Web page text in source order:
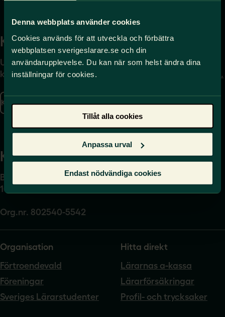
Denna webbplats använder cookies
Cookies används för att utveckla och förbättra
webbplatsen sverigeslarare.se och din
användarupplevelse. Du kan när som helst ändra dina
inställningar för cookies.
Tillåt alla cookies
Anpassa urval
Endast nödvändiga cookies
Kontakta
Uppgifter om hur du
kontaktar oss finns här.
Kontakta oss
Press
Journalist – du når oss
press@sverigeslarare.
Presskontakt
Kansli
Box 17061
104 62 Stockholm
Org.nr. 802540-5542
Organisation
Förtroendevald
Föreningar
Sveriges Lärarstudenter
Hitta direkt
Lärarnas a-kassa
Lärarförsäkringar
Profil- och trycksaker